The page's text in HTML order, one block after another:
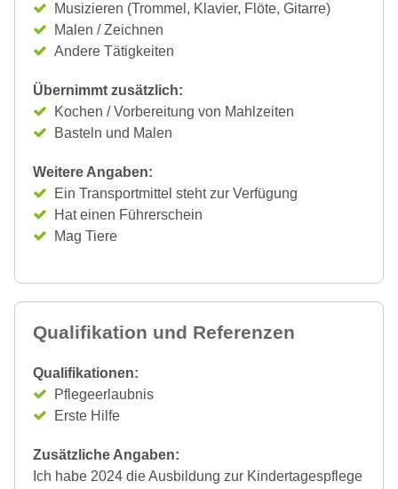
Musizieren (Trommel, Klavier, Flöte, Gitarre)
Malen / Zeichnen
Andere Tätigkeiten
Übernimmt zusätzlich:
Kochen / Vorbereitung von Mahlzeiten
Basteln und Malen
Weitere Angaben:
Ein Transportmittel steht zur Verfügung
Hat einen Führerschein
Mag Tiere
Qualifikation und Referenzen
Qualifikationen:
Pflegeerlaubnis
Erste Hilfe
Zusätzliche Angaben:
Ich habe 2024 die Ausbildung zur Kindertagespflege